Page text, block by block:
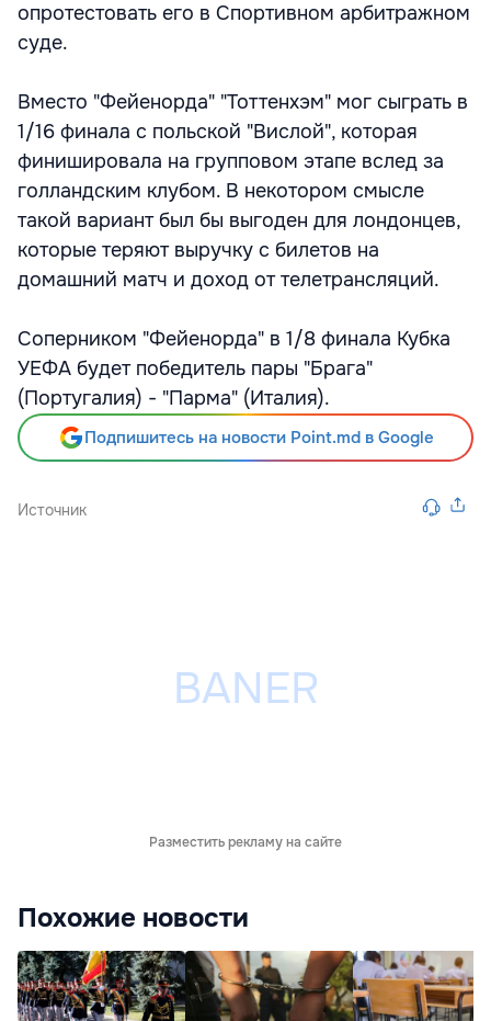
опротестовать его в Спортивном арбитражном
суде.
Вместо "Фейенорда" "Тоттенхэм" мог сыграть в
1/16 финала с польской "Вислой", которая
финишировала на групповом этапе вслед за
голландским клубом. В некотором смысле
такой вариант был бы выгоден для лондонцев,
которые теряют выручку с билетов на
домашний матч и доход от телетрансляций.
Соперником "Фейенорда" в 1/8 финала Кубка
УЕФА будет победитель пары "Брага"
(Португалия) - "Парма" (Италия).
Подпишитесь на новости Point.md в Google
Источник
Разместить рекламу на сайте
Похожие новости